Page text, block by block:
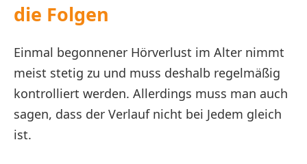
die Folgen
Einmal begonnener Hörverlust im Alter nimmt
meist stetig zu und muss deshalb regelmäßig
kontrolliert werden. Allerdings muss man auch
sagen, dass der Verlauf nicht bei Jedem gleich
ist.